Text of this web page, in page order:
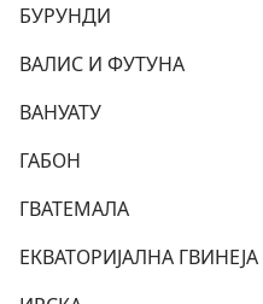
БУРУНДИ
ВАЛИС И ФУТУНА
ВАНУАТУ
ГАБОН
ГВАТЕМАЛА
ЕКВАТОРИЈАЛНА ГВИНЕЈА